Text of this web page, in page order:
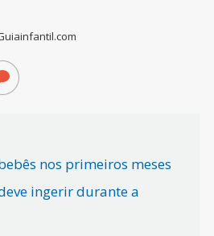
nos primeiros meses
ingerir durante a